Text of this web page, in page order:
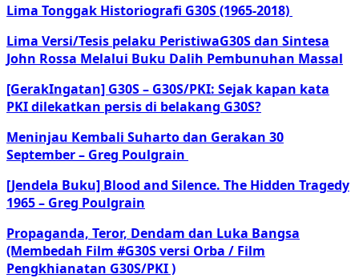
Lima Tonggak Historiografi G30S (1965-2018)
Lima Versi/Tesis pelaku PeristiwaG30S dan Sintesa
John Rossa Melalui Buku Dalih Pembunuhan Massal
[GerakIngatan] G30S – G30S/PKI: Sejak kapan kata
PKI dilekatkan persis di belakang G30S?
Meninjau Kembali Suharto dan Gerakan 30
September – Greg Poulgrain
[Jendela Buku] Blood and Silence. The Hidden Tragedy
1965 – Greg Poulgrain
Propaganda, Teror, Dendam dan Luka Bangsa
(Membedah Film #G30S versi Orba / Film
Pengkhianatan G30S/PKI )